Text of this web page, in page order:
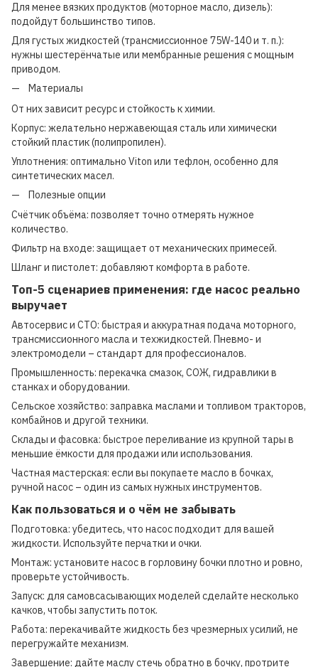
Для менее вязких продуктов (моторное масло, дизель):
подойдут большинство типов.
Для густых жидкостей (трансмиссионное 75W-140 и т. п.):
нужны шестерёнчатые или мембранные решения с мощным
приводом.
Материалы
От них зависит ресурс и стойкость к химии.
Корпус: желательно нержавеющая сталь или химически
стойкий пластик (полипропилен).
Уплотнения: оптимально Viton или тефлон, особенно для
синтетических масел.
Полезные опции
Счётчик объёма: позволяет точно отмерять нужное
количество.
Фильтр на входе: защищает от механических примесей.
Шланг и пистолет: добавляют комфорта в работе.
Топ-5 сценариев применения: где насос реально
выручает
Автосервис и СТО: быстрая и аккуратная подача моторного,
трансмиссионного масла и техжидкостей. Пневмо- и
электромодели – стандарт для профессионалов.
Промышленность: перекачка смазок, СОЖ, гидравлики в
станках и оборудовании.
Сельское хозяйство: заправка маслами и топливом тракторов,
комбайнов и другой техники.
Склады и фасовка: быстрое переливание из крупной тары в
меньшие ёмкости для продажи или использования.
Частная мастерская: если вы покупаете масло в бочках,
ручной насос – один из самых нужных инструментов.
Как пользоваться и о чём не забывать
Подготовка: убедитесь, что насос подходит для вашей
жидкости. Используйте перчатки и очки.
Монтаж: установите насос в горловину бочки плотно и ровно,
проверьте устойчивость.
Запуск: для самовсасывающих моделей сделайте несколько
качков, чтобы запустить поток.
Работа: перекачивайте жидкость без чрезмерных усилий, не
перегружайте механизм.
Завершение: дайте маслу стечь обратно в бочку, протрите